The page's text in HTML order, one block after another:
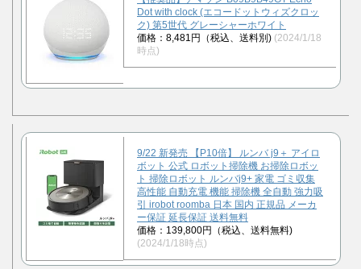
Dot with clock (エコードットウィズクロッ
ク) 第5世代 グレーシャーホワイト
価格：8,481円（税込、送料別) (2024/1/18
時点)
9/22 新発売 【P10倍】 ルンバ j9＋ アイロ
ボット 公式 ロボット掃除機 お掃除ロボッ
ト 掃除ロボット ルンバj9+ 家電 ゴミ収集
高性能 自動充電 機能 掃除機 全自動 強力吸
引 irobot roomba 日本 国内 正規品 メーカ
ー保証 延長保証 送料無料
価格：139,800円（税込、送料無料)
(2024/1/18時点)